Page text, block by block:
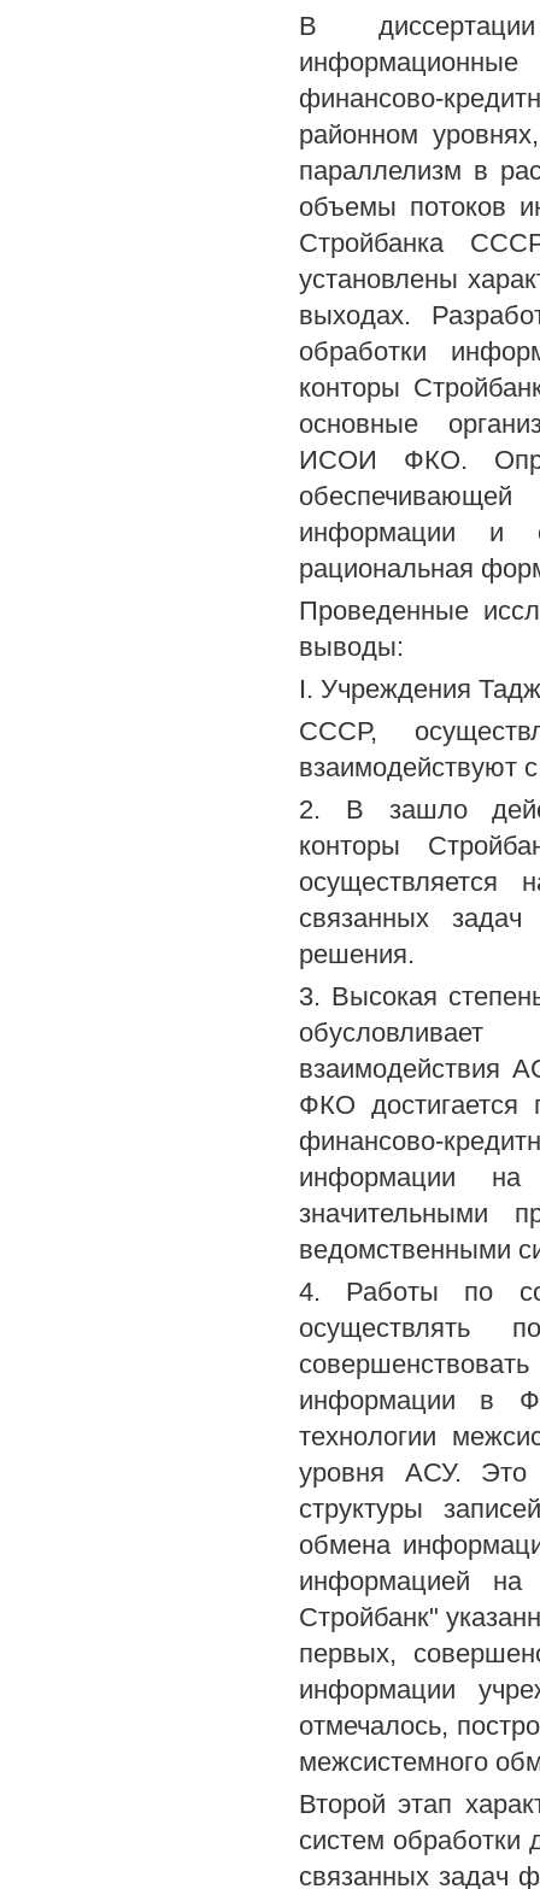
В
финансово-
районном
параллелизм в
объемы потоков
Стройбанка
установлены
выходах.
обработки
конторы
основные
ИСОИ ФКО.
обеспечивающей
информации и
рациональная
Проведенные
выводы:
I. Учреждения
СССР,
взаимодействуют
2. В зашло
конторы
связанных
решения.
3. Высокая
обусловливает
взаимодействия
ФКО достигается
финансово-
информации на
значительными
ведомственными
4. Работы по
осуществлять
информации в
технологии
уровня АСУ. Это
структуры
обмена
информацией
Стройбанк"
первых,
информации
отмечалось,
межсистемного
Второй этап
систем
связанных задач